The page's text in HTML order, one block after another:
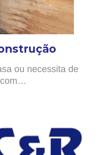
ou necessita de
com…